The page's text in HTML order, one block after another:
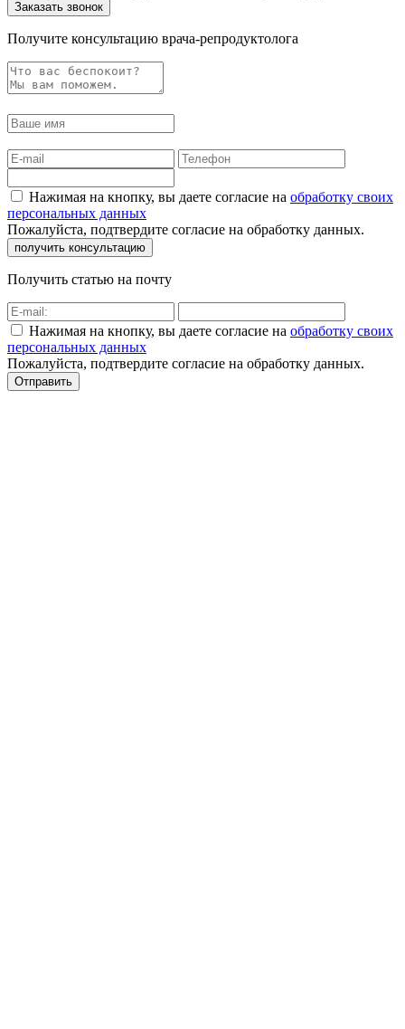
Получите консультацию врача-репродуктолога
Нажимая на кнопку, вы даете согласие на обработку своих
персональных данных
Пожалуйста, подтвердите согласие на обработку данных.
Получить статью на почту
Нажимая на кнопку, вы даете согласие на обработку своих
персональных данных
Пожалуйста, подтвердите согласие на обработку данных.